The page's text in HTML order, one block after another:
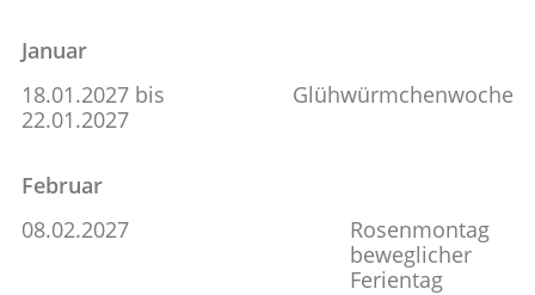
Januar
18.01.2027 bis
22.01.2027
Glühwürmchenwoche
Februar
08.02.2027
Rosenmontag
beweglicher
Ferientag